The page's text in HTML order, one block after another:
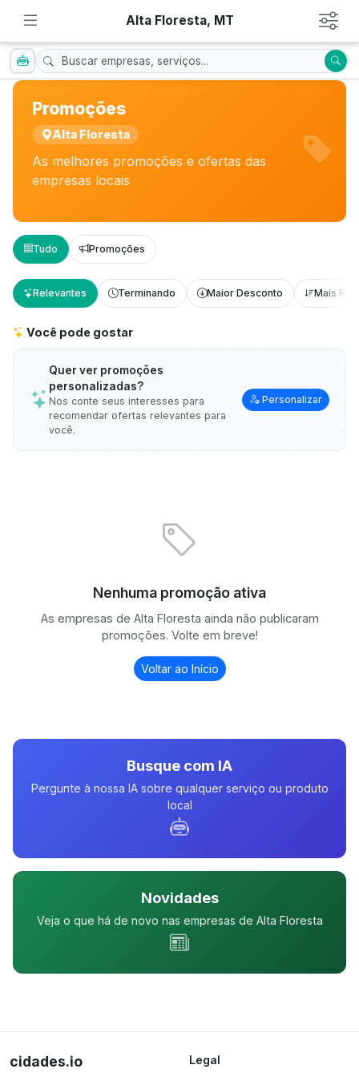
Alta Floresta, MT
Promoções
Alta Floresta
As melhores promoções e ofertas das
empresas locais
Tudo Promoções
Relevantes Terminando Maior Desconto Mais
Você pode gostar
Quer ver promoções
personalizadas?
Nos conte seus interesses para
recomendar ofertas relevantes para
você.
Personalizar
Nenhuma promoção ativa
As empresas de Alta Floresta ainda não publicaram
promoções. Volte em breve!
Voltar ao Início
Busque com IA
Pergunte à nossa IA sobre qualquer serviço ou produto
local
Novidades
Veja o que há de novo nas empresas de Alta Floresta
cidades.io
Legal